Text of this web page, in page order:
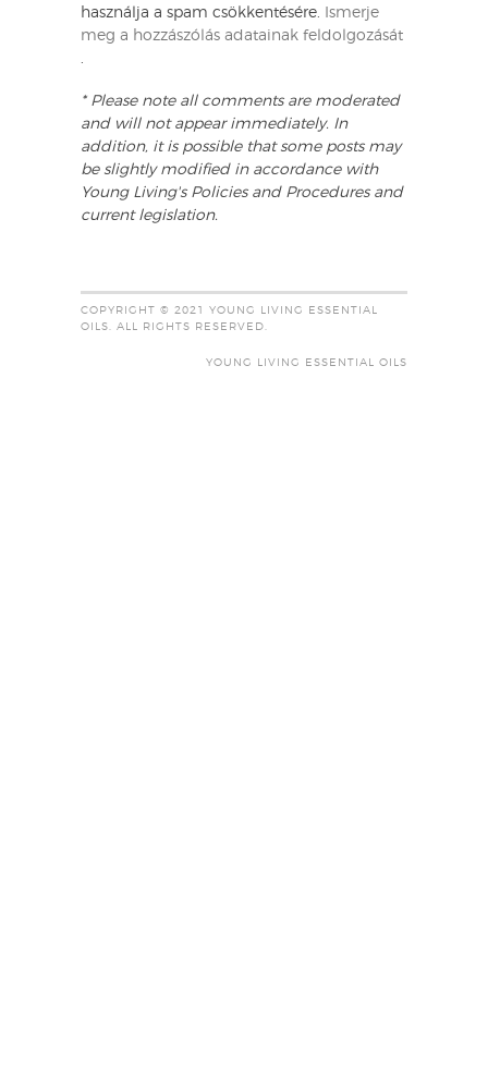
használja a spam csökkentésére.
Ismerje
meg a hozzászólás adatainak feldolgozását
.
* Please note all comments are moderated
and will not appear immediately. In
addition, it is possible that some posts may
be slightly modified in accordance with
Young Living's Policies and Procedures and
current legislation.
COPYRIGHT © 2021 YOUNG LIVING ESSENTIAL
OILS. ALL RIGHTS RESERVED.
YOUNG LIVING ESSENTIAL OILS